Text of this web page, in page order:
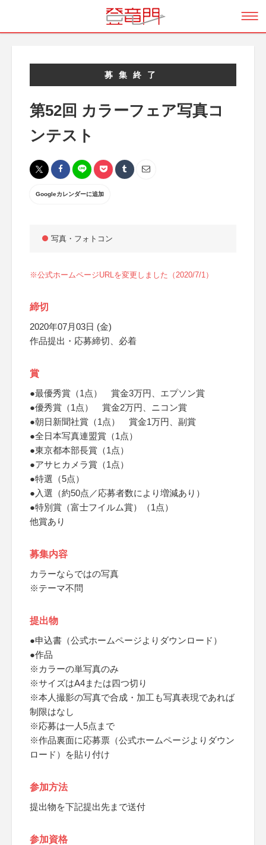
募集終了
第52回 カラーフェア写真コ
ンテスト
Googleカレンダーに追加
写真・フォトコン
※公式ホームページURLを変更しました（2020/7/1）
締切
2020年07月03日 (金)
作品提出・応募締切、必着
賞
●最優秀賞（1点） 賞金3万円、エプソン賞
●優秀賞（1点） 賞金2万円、ニコン賞
●朝日新聞社賞（1点） 賞金1万円、副賞
●全日本写真連盟賞（1点）
●東京都本部長賞（1点）
●アサヒカメラ賞（1点）
●特選（5点）
●入選（約50点／応募者数により増減あり）
●特別賞（富士フイルム賞）（1点）
他賞あり
募集内容
カラーならではの写真
※テーマ不問
提出物
●申込書（公式ホームページよりダウンロード）
●作品
※カラーの単写真のみ
※サイズはA4または四つ切り
※本人撮影の写真で合成・加工も写真表現であれば
制限はなし
※応募は一人5点まで
※作品裏面に応募票（公式ホームページよりダウン
ロード）を貼り付け
参加方法
提出物を下記提出先まで送付
参加資格